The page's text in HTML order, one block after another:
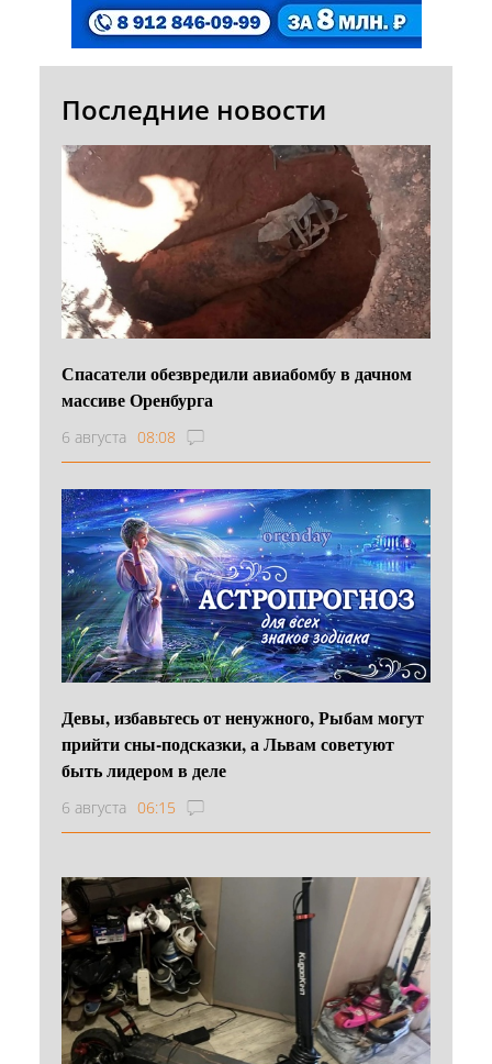
Последние новости
Спасатели обезвредили авиабомбу в дачном
массиве Оренбурга
6 августа 08:08
Девы, избавьтесь от ненужного, Рыбам могут
прийти сны-подсказки, а Львам советуют
быть лидером в деле
6 августа 06:15